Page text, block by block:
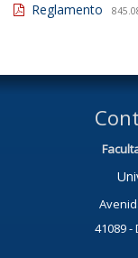
Reglamento
41089